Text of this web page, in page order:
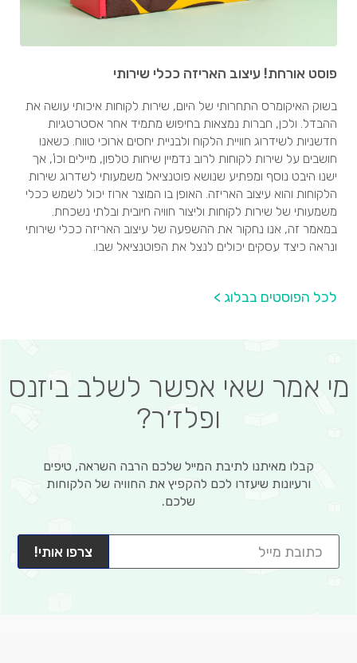
פוסט אורחת! עיצוב האריזה ככלי שירותי
בשוק האיקומרס התחרותי של היום, שירות לקוחות איכותי עושה את
ההבדל. ולכן, חברות נמצאות בחיפוש מתמיד אחר אסטרטגיות
חדשניות לשידרוג חוויית הלקוח ולבניית יחסים ארוכי טווח. כשאנו
חושבים על שירות לקוחות לרוב נדמיין שיחות טלפון, מיילים וכו', אך
ישנו היבט נוסף ומפתיע שנושא פוטנציאל משמעותי לשדרוג שירות
הלקוחות והוא עיצוב האריזה. האופן בו המוצר ארוז יכול לשמש ככלי
משמעותי של שירות לקוחות וליצור חוויה חיובית ובלתי נשכחת.
במאמר זה, אנו נחקור את ההשפעה של עיצוב האריזה ככלי שירותי
ונראה כיצד עסקים יכולים לנצל את הפוטנציאל שבו.
לכל הפוסטים בבלוג >
מי אמר שאי אפשר לשלב ביזנס
ופלז׳ר?
קבלו מאיתנו לתיבת המייל שלכם הרבה השראה, טיפים
ורעיונות שיעזרו לכם להקפיץ את החוויה של הלקוחות
שלכם.
צרפו אותי!